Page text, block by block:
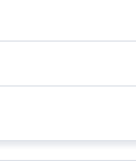
院
聖域・タナ
黄金色に染ま